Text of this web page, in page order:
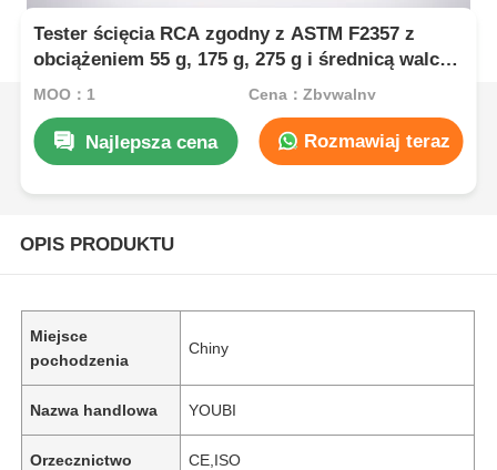
Tester ścięcia RCA zgodny z ASTM F2357 z
obciążeniem 55 g, 175 g, 275 g i średnicą walca
42 mm do badania odporności powierzchni
MOQ：1 Cena：Zbywalny
Najlepsza cena Rozmawiaj teraz
OPIS PRODUKTU
Miejsce
pochodzenia
Chiny
Nazwa handlowa YOUBI
Orzecznictwo CE,ISO